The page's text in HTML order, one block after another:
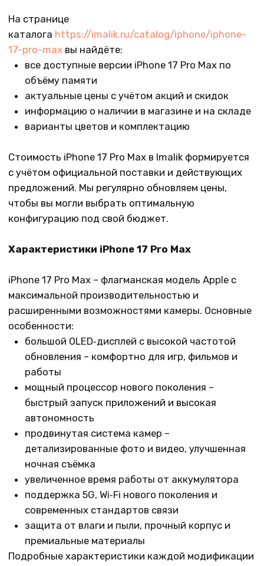
особенности:
большой OLED‑дисплей с высокой частотой
обновления – комфортно для игр, фильмов и
работы
мощный процессор нового поколения –
быстрый запуск приложений и высокая
автономность
продвинутая система камер –
ночная съёмка
увеличенное время работы от аккумулятора
защита от влаги и пыли, прочный корпус и
премиальные материалы
Подробные характеристики каждой модификации
указаны на странице товара в каталоге Imalik.
Почему выбирают Imalik в Уфе
Удобное расположение в центре города
Широкий выбор техники Apple и аксессуаров
Гарантийное обслуживание и поддержка
Регулярные акции и специальные предложения
на iPhone 17 Pro Max и другие модели
iPhone 17 Pro Max в Уфе – ваш новый флагман
от Imalik
Если вы хотите купить iPhone 17 Pro Max в Уфе с
гарантией, официальной поставкой и удобными
условиями оплаты, заходите на imalik.ru или
приезжайте в наш магазин. Интернет‑магазин
Imalik по адресу: Уфа, ул. Карла Маркса, 25 –
надёжное место для покупки нового iPhone 17 Pro
Как оформить заказ
По телефону:
+7 (965) 666-66-89
По электронной почте: